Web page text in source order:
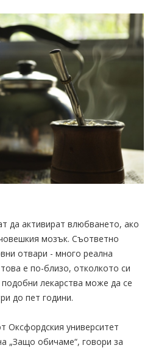
да активират влюбването, ако
мозък. Съответно
отвари - много реална
е по-близо, отколкото си
лекарства може да се
до пет години.
Оксфордския университет
„Защо обичаме“, говори за